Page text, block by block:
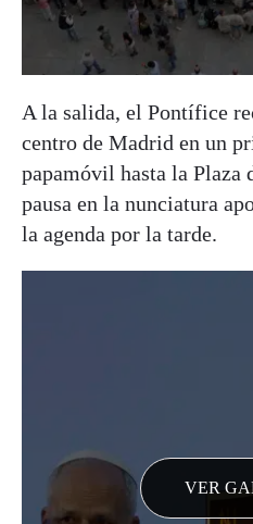
A la salida, el Pontífice
centro de Madrid en un
papamóvil hasta la Plaza
pausa en la nunciatura
la agenda por la tarde.
VER